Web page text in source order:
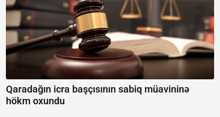
Qaradağın icra başçısının sabiq müavininə
hökm oxundu